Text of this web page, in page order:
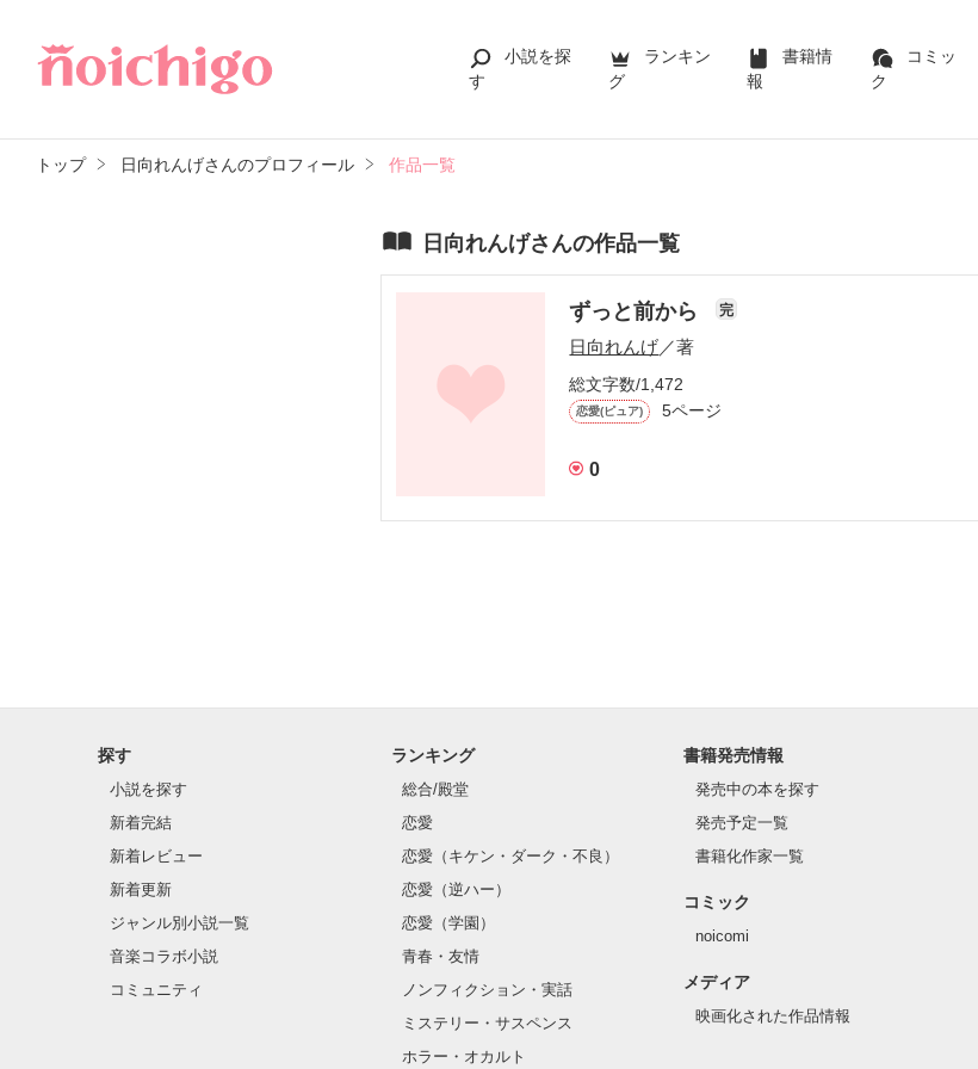
小説を探
す
ランキン
グ
書籍情
報
コミッ
ク
トップ 日向れんげさんのプロフィール 作品一覧
日向れんげさんの作品一覧
ずっと前から 完
日向れんげ／著
総文字数/1,472
恋愛(ピュア) 5ページ
0
探す
小説を探す
新着完結
新着レビュー
新着更新
ジャンル別小説一覧
音楽コラボ小説
コミュニティ
ランキング
総合/殿堂
恋愛
恋愛（キケン・ダーク・不良）
恋愛（逆ハー）
恋愛（学園）
青春・友情
ノンフィクション・実話
ミステリー・サスペンス
ホラー・オカルト
書籍発売情報
発売中の本を探す
発売予定一覧
書籍化作家一覧
コミック
noicomi
メディア
映画化された作品情報